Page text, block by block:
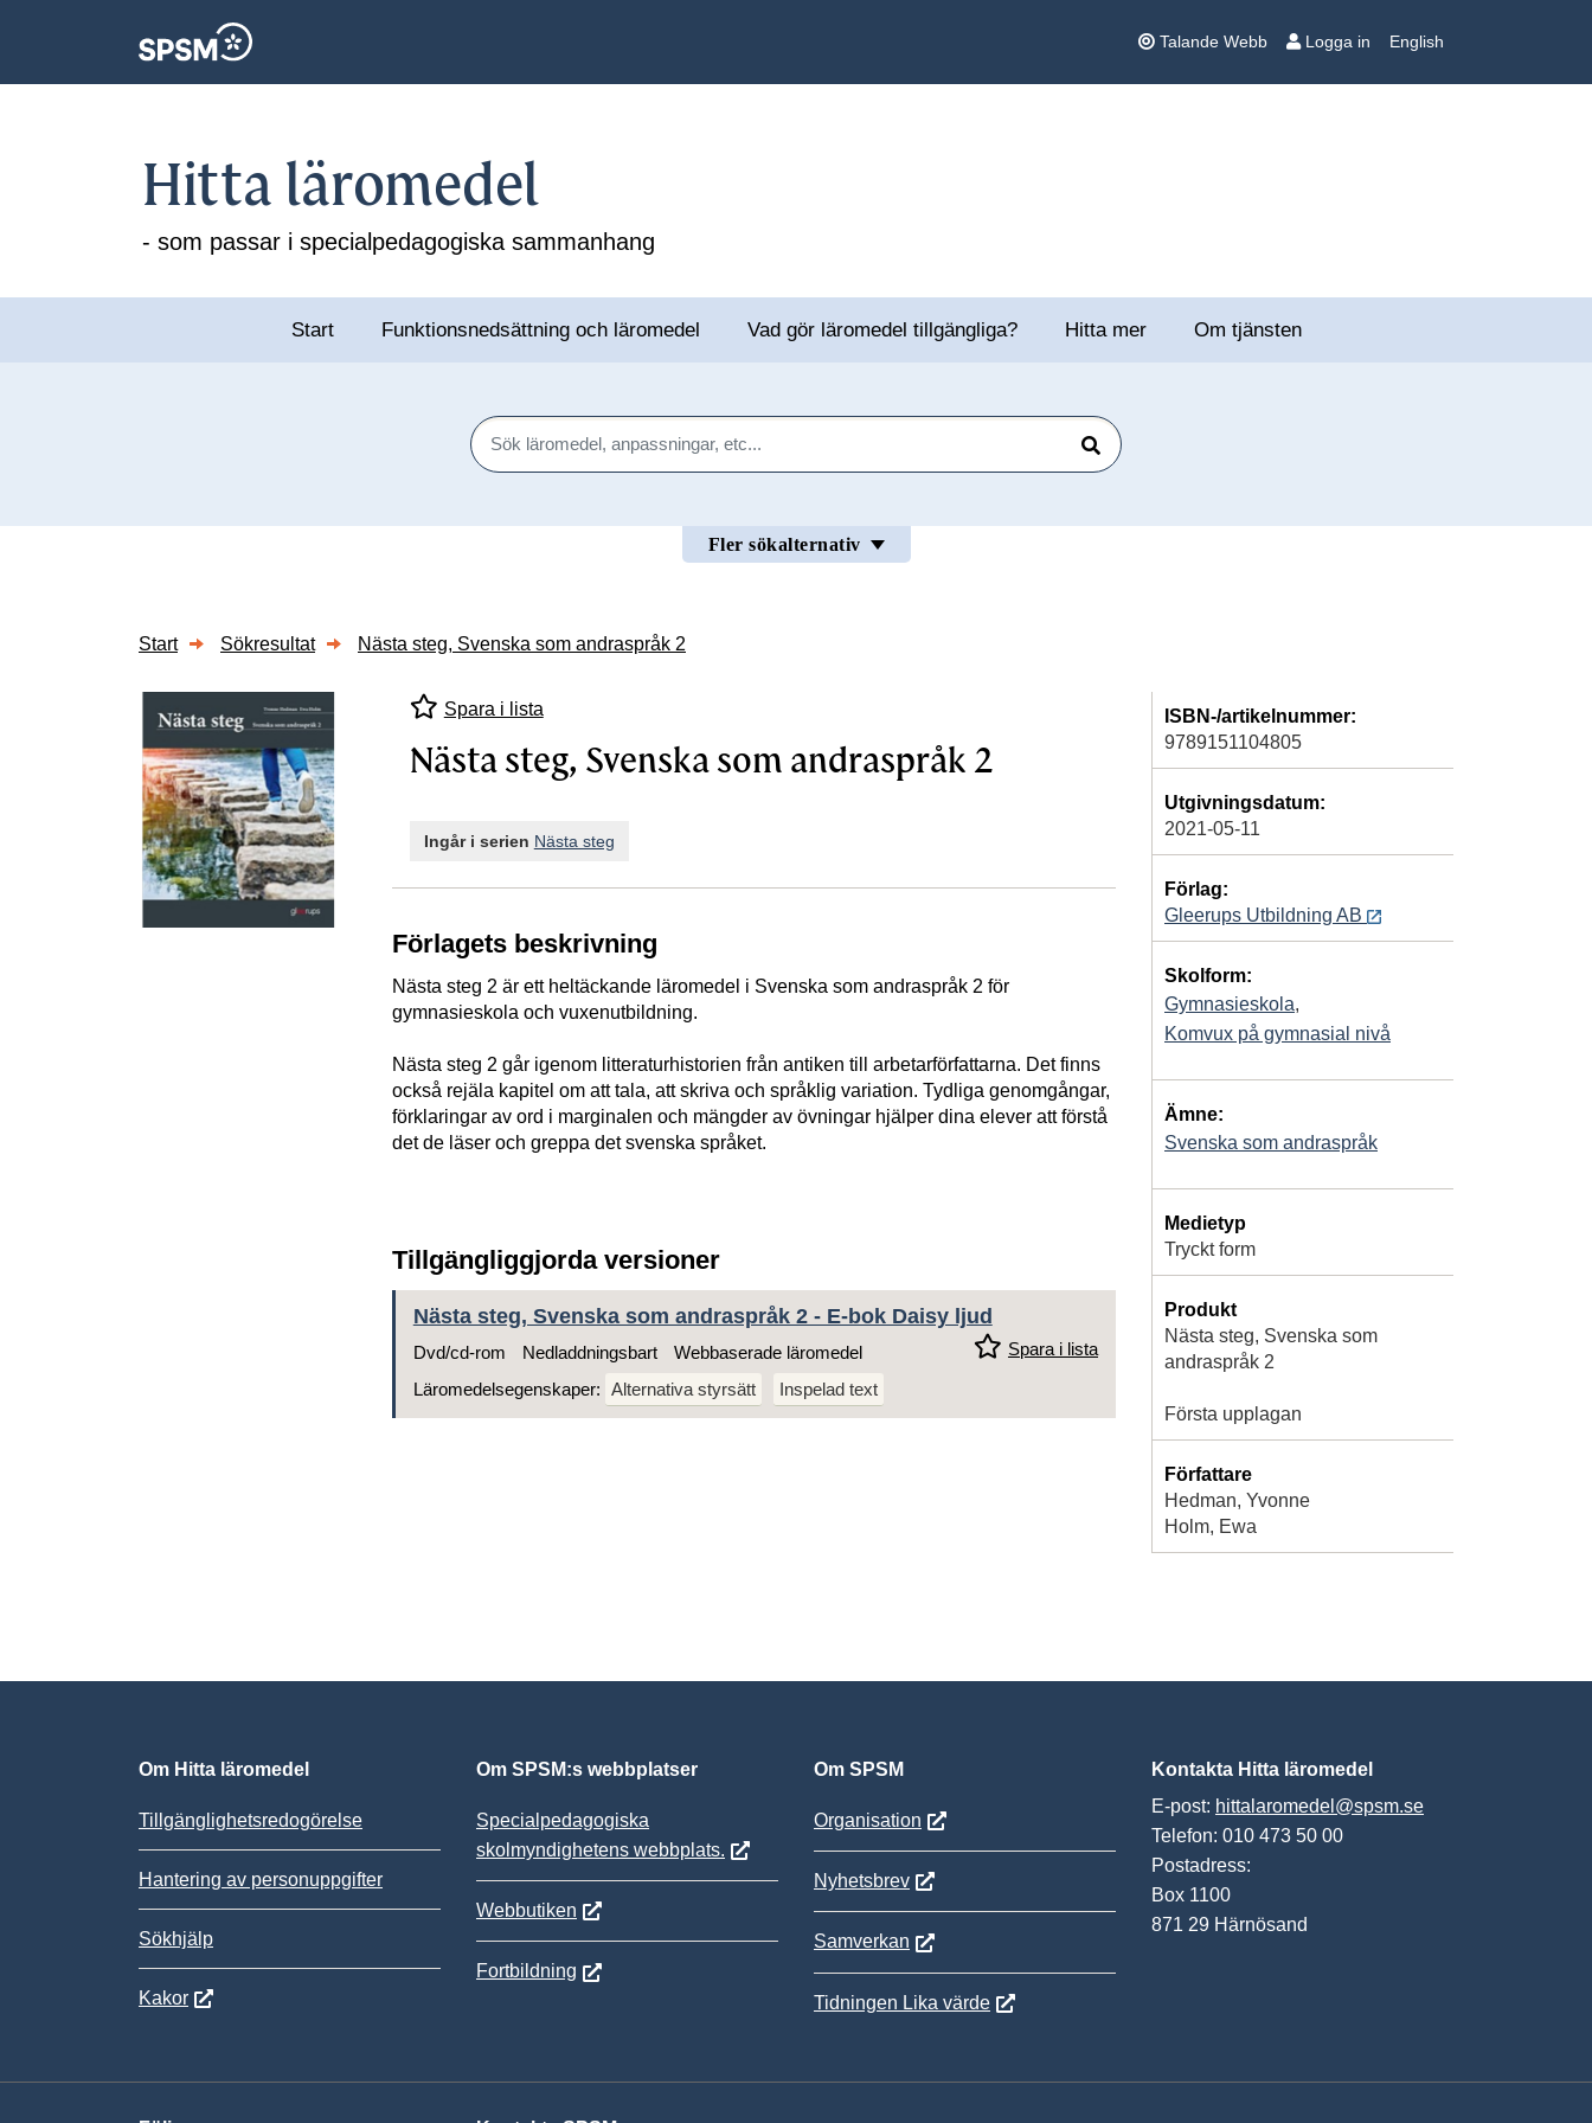
Talande Webb Logga in English
Hitta läromedel
- som passar i specialpedagogiska sammanhang
Start Funktionsnedsättning och läromedel Vad gör läromedel tillgängliga? Hitta mer Om tjänsten
Sök
Sök
Fler sökalternativ
Start Sökresultat Nästa steg, Svenska som andraspråk 2
Spara i lista
Nästa steg, Svenska som andraspråk 2
Ingår i serien Nästa steg
Förlagets beskrivning
Nästa steg 2 är ett heltäckande läromedel i Svenska som andraspråk 2 för
gymnasieskola och vuxenutbildning.
Nästa steg 2 går igenom litteraturhistorien från antiken till arbetarförfattarna. Det finns
också rejäla kapitel om att tala, att skriva och språklig variation. Tydliga genomgångar,
förklaringar av ord i marginalen och mängder av övningar hjälper dina elever att förstå
det de läser och greppa det svenska språket.
Tillgängliggjorda versioner
Nästa steg, Svenska som andraspråk 2 - E-bok Daisy ljud
Spara i lista
Dvd/cd-rom Nedladdningsbart
Webbaserade läromedel
Läromedelsegenskaper: Alternativa styrsätt Inspelad text
ISBN-/artikelnummer:
9789151104805
Utgivningsdatum:
2021-05-11
Förlag:
Gleerups Utbildning AB
Skolform:
Gymnasieskola,
Komvux på gymnasial nivå
Ämne:
Svenska som andraspråk
Medietyp
Tryckt form
Produkt
Nästa steg, Svenska som
andraspråk 2
Första upplagan
Författare
Hedman, Yvonne
Holm, Ewa
Om Hitta läromedel
Tillgänglighetsredogörelse
Hantering av personuppgifter
Sökhjälp
Kakor
Om SPSM:s webbplatser
Specialpedagogiska
skolmyndighetens webbplats.
Webbutiken
Fortbildning
Om SPSM
Organisation
Nyhetsbrev
Samverkan
Tidningen Lika värde
Kontakta Hitta läromedel
E-post: hittalaromedel@spsm.se
Telefon: 010 473 50 00
Postadress:
Box 1100
871 29 Härnösand